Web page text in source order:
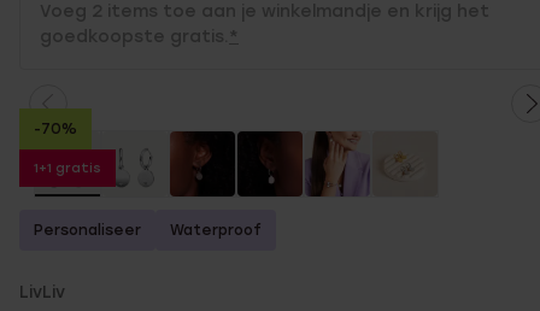
Voeg 2 items toe aan je winkelmandje en krijg het
goedkoopste gratis. *
-70%
1+1 gratis
Personaliseer Waterproof
LivLiv